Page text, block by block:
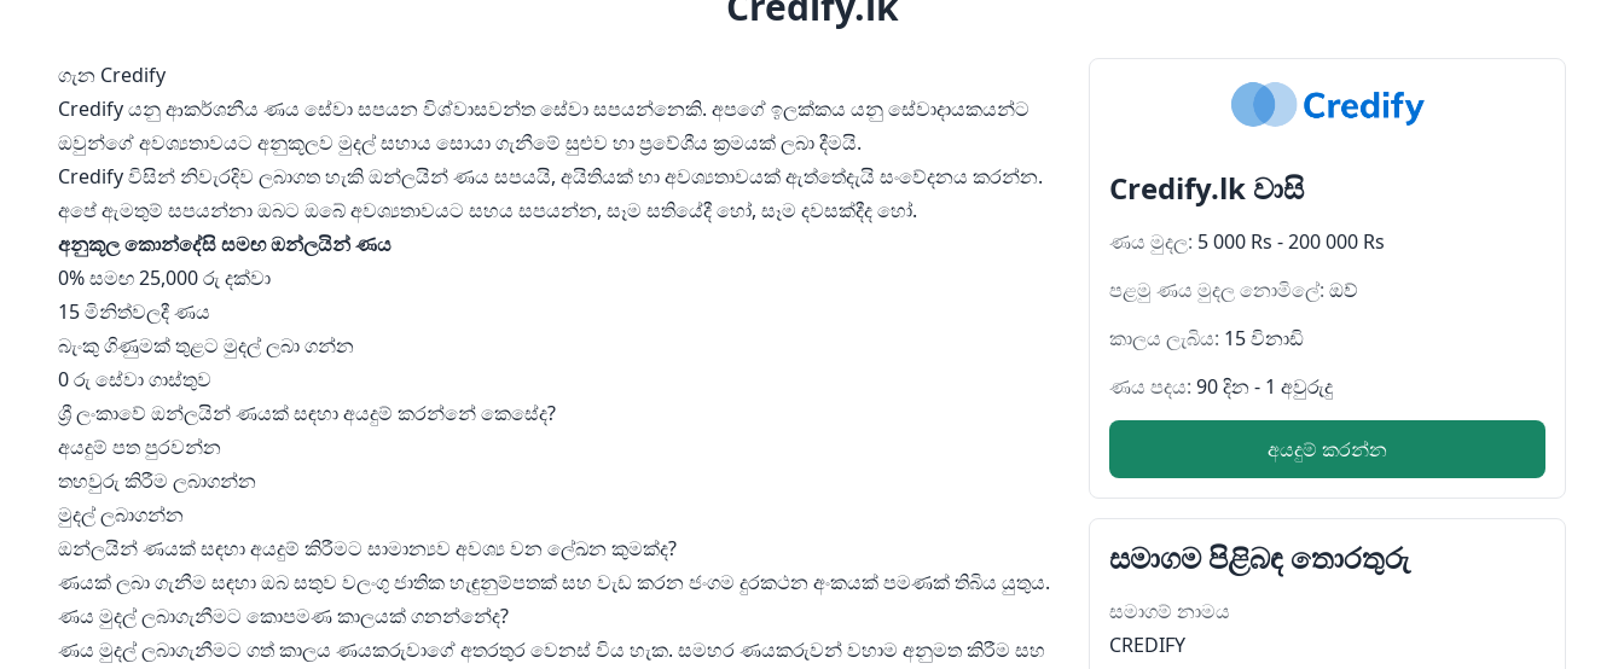
Credify.lk වාසි
ණය මුදල: 5 000 Rs - 200 000 Rs
පළමු ණය මුදල නොමිලේ:ඔව්
කාලය ලැබිය: 15 විනාඩි
ණය පදය:90 දින - 1 අවුරුදු
අයදුම් කරන්න
සමාගම පිළිබඳ තොරතුරු
සමාගම් නාමය
CREDIFY
ගැන Credify
Credify යනු ආකර්ශනීය ණය සේවා සපයන විශ්වාසවන්ත සේවා සපයන්නෙකි. අපගේ ඉලක්කය යනු සේවාදායකයන්ට
ඔවුන්ගේ අවශ්‍යතාවයට අනුකූලව මුදල් සහාය සොයා ගැනීමේ සුළුව හා ප්‍රවේශීය ක්‍රමයක් ලබා දීමයි.
Credify විසින් නිවැරදිව ලබාගත හැකි ඔන්ලයින් ණය සපයයි, අයිතියක් හා අවශ්‍යතාවයක් ඇත්තේදැයි සංවේදනය කරන්න.
අපේ ඇමතුම් සපයන්නා ඔබට ඔබේ අවශ්‍යතාවයට සහය සපයන්න, සෑම සතියේදී හෝ, සෑම දවසක්දීද හෝ.
අනුකූල කොන්දේසි සමඟ ඔන්ලයින් ණය
0% සමඟ 25,000 රු දක්වා
15 මිනිත්වලදී ණය
බැංකු ගිණුමක් තුළට මුදල් ලබා ගන්න
0 රු සේවා ගාස්තුව
ශ්‍රී ලංකාවේ ඔන්ලයින් ණයක් සඳහා අයදුම් කරන්නේ කෙසේද?
අයදුම් පත පුරවන්න
තහවුරු කිරීම ලබාගන්න
මුදල් ලබාගන්න
ඔන්ලයින් ණයක් සඳහා අයදුම් කිරීමට සාමාන්‍යව අවශ්‍ය වන ලේඛන කුමක්ද?
ණයක් ලබා ගැනීම සඳහා ඔබ සතුව වලංගු ජාතික හැඳුනුම්පතක් සහ වැඩ කරන ජංගම දුරකථන අංකයක් පමණක් තිබිය යුතුය.
ණය මුදල් ලබාගැනීමට කොපමණ කාලයක් ගනන්නේද?
ණය මුදල් ලබාගැනීමට ගත් කාලය ණයකරුවාගේ අතරතුර වෙනස් විය හැක. සමහර ණයකරුවන් වහාම අනුමත කිරීම සහ